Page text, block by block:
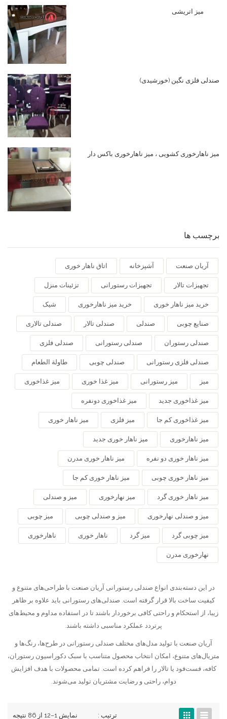
میز اتریشی
صندلی فلزی نگین (خورشیدی)
میز ناهارخوری کشویی ، میز ناهارخوری باکس دار
برچسب ها
آریان صنعت آشپزخانه اتاق ناهار خوری
تجهیزات تالار تجهیزات رستورانی تزئینات منزل
خرید میز ناهار خوری خرید میز ناهارخوری شیک
صنایع چوبی صندلی صندلی تالار صندلی تالاری
صندلی رستوران صندلی رستورانی صندلی فلزی
صندلی فلزی رستورانی صندلی چوبی طاولة الطعام
میز میز رستورانی میز غذا خوری میز غذاخوری
میز غذاخوری جدید میز غذاخوری دونفره
میز غذاخوری کم جا میز فلزی میز ناهار خوری
میز ناهارخوری میز ناهار خوری جدید
میز ناهار خوری دو نفره میز ناهار خوری مدرن
میز ناهار خوری چوبی میز ناهار خوری کم جا
میز ناهار خوری گرد میز نهارخوری میز و صندلی
میز و صندلی نهارخوری میز و صندلی چوبی میز چوبی
میز چوبی گرد میز گرد ناهار خوری ناهارخوری
نهارخوری مدرن
در این دسته‌بندی انواع صندلی رستورانی آریان صنعت با طراحی‌های متنوع و
کیفیت ساخت بالا قرار گرفته است. صندلی‌های رستورانی باید علاوه بر ظاهر
زیبا، از استحکام و راحتی کافی برخوردار باشند تا در استفاده مداوم و محیط‌های
پرتردد عملکرد مناسبی داشته باشند.
آریان صنعت با تولید مدل‌های مختلف صندلی رستورانی در طرح‌ها، رنگ‌ها و
متریال‌های متنوع، امکان انتخاب محصول متناسب با سبک دکوراسیون رستوران،
کافه، فست‌فود یا تالار را فراهم کرده است. تمامی محصولات با هدف افزایش
دوام، راحتی و رضایت مشتریان تولید می‌شوند.
نمایش 1–12 از 86 نتیجه ترتیب :